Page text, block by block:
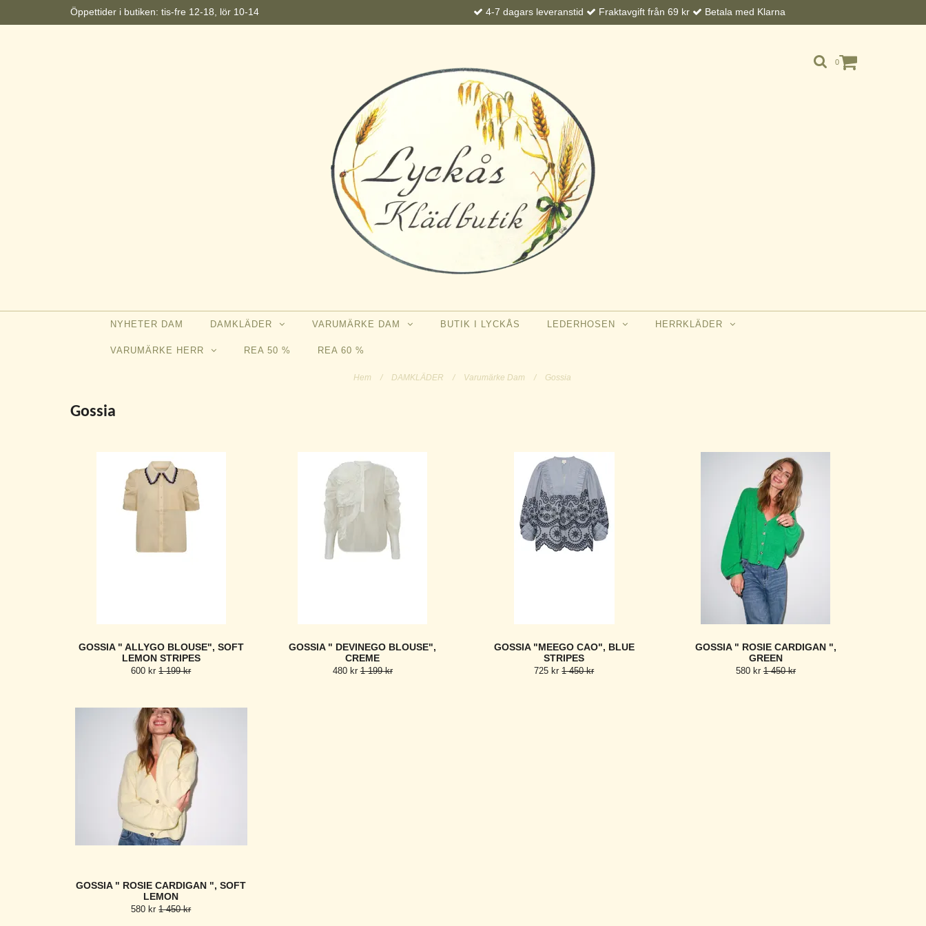
Öppettider i butiken: tis-fre 12-18, lör 10-14 4-7 dagars leveranstid Fraktavgift från 69 kr Betala med Klarna
0
NYHETER DAM DAMKLÄDER VARUMÄRKE DAM BUTIK I LYCKÅS LEDERHOSEN HERRKLÄDER
VARUMÄRKE HERR REA 50 % REA 60 %
Hem / DAMKLÄDER / Varumärke Dam / Gossia
Gossia
GOSSIA " ALLYGO BLOUSE", SOFT
LEMON STRIPES
600 kr1 199 kr
GOSSIA " DEVINEGO BLOUSE",
CREME
480 kr1 199 kr
GOSSIA "MEEGO CAO", BLUE
STRIPES
725 kr1 450 kr
GOSSIA " ROSIE CARDIGAN ",
GREEN
580 kr1 450 kr
GOSSIA " ROSIE CARDIGAN ", SOFT
LEMON
580 kr1 450 kr